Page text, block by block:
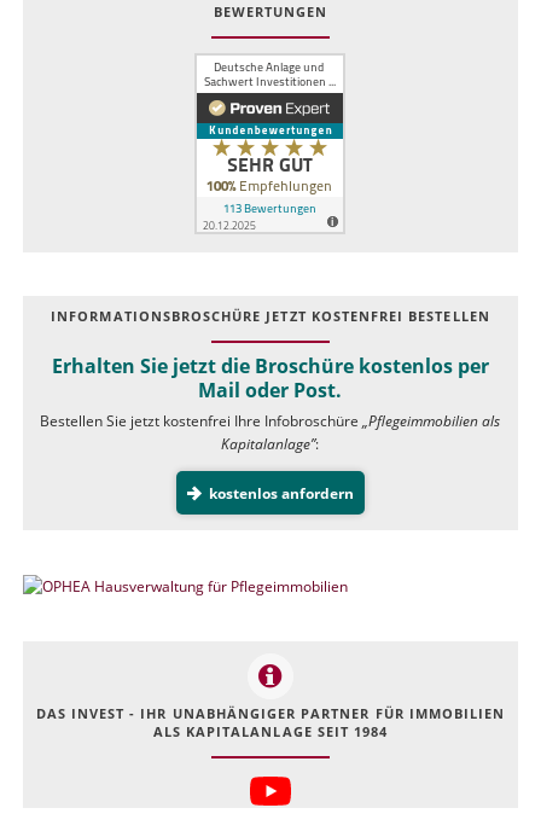
BEWERTUNGEN
INFOR­MATIONS­BROSCHÜRE JETZT KOSTEN­FREI BESTELLEN
Erhalten Sie jetzt die Broschüre kostenlos per
Mail oder Post.
Bestellen Sie jetzt kostenfrei Ihre Infobroschüre„Pflegeimmobilien als
Kapitalanlage”:
kostenlos anfordern
DAS INVEST - IHR UNABHÄNGIGER PARTNER FÜR IMMOBILIEN
ALS KAPITALANLAGE SEIT 1984